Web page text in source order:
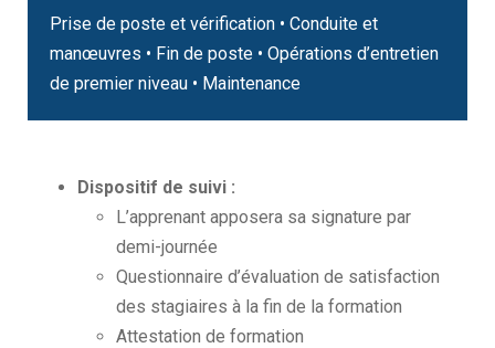
Prise de poste et vérification • Conduite et
manœuvres • Fin de poste • Opérations d’entretien
de premier niveau • Maintenance
Dispositif de suivi :
L’apprenant apposera sa signature par
demi-journée
Questionnaire d’évaluation de satisfaction
des stagiaires à la fin de la formation
Attestation de formation